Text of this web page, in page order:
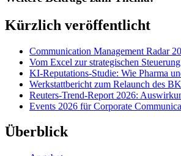
Kürzlich veröffentlicht
Communication Management Radar
Vom Excel zur strategischen
KI-Reputations-Studie: Wie Pharma
Werkstattbericht zum Relaunch des
Reuters-Trend-Report 2026:
Events 2026 für Corporate
Überblick